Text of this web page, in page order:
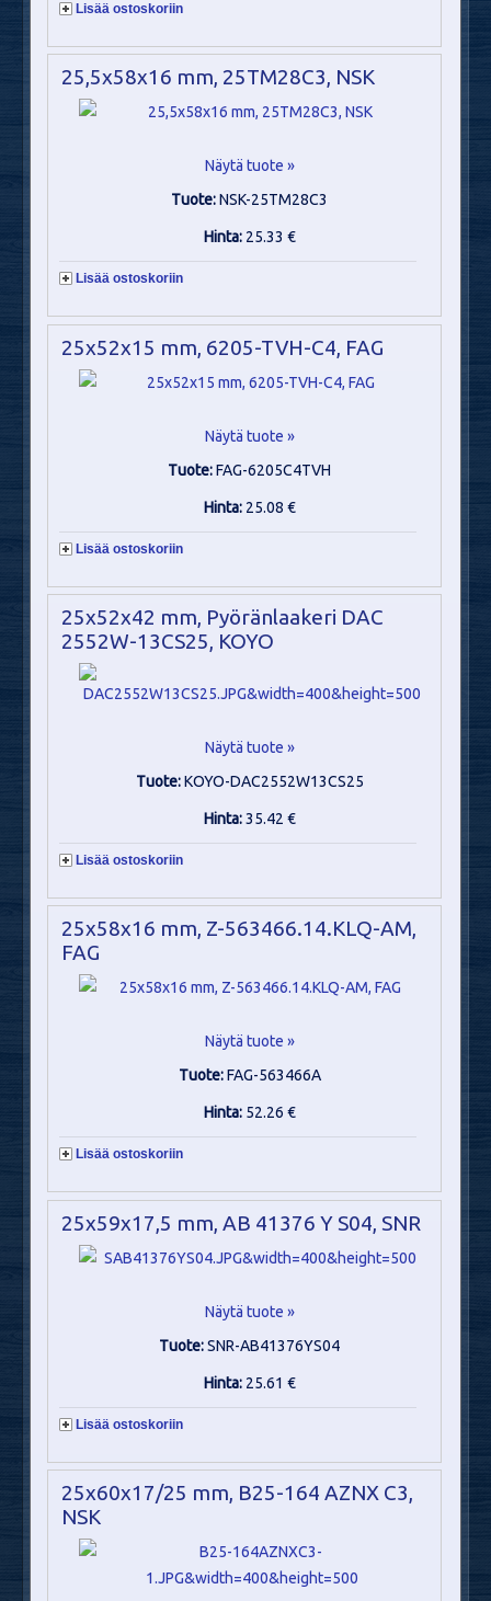
Lisää ostoskoriin
25,5x58x16 mm, 25TM28C3, NSK
Näytä tuote »
Tuote:NSK-25TM28C3
Hinta: 25.33 €
Lisää ostoskoriin
25x52x15 mm, 6205-TVH-C4, FAG
Näytä tuote »
Tuote:FAG-6205C4TVH
Hinta: 25.08 €
Lisää ostoskoriin
25x52x42 mm, Pyöränlaakeri DAC
2552W-13CS25, KOYO
Näytä tuote »
Tuote:KOYO-DAC2552W13CS25
Hinta:35.42 €
Lisää ostoskoriin
25x58x16 mm, Z-563466.14.KLQ-AM,
FAG
Näytä tuote »
Tuote:FAG-563466A
Hinta: 52.26 €
Lisää ostoskoriin
25x59x17,5 mm, AB 41376 Y S04, SNR
Näytä tuote »
Tuote:SNR-AB41376YS04
Hinta: 25.61 €
Lisää ostoskoriin
25x60x17/25 mm, B25-164 AZNX C3,
NSK